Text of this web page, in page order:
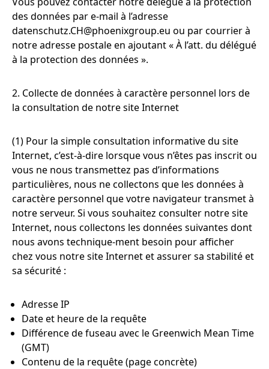
des données par e-mail à l’adresse
datenschutz.CH@phoenixgroup.eu ou par courrier à
notre adresse postale en ajoutant « À l’att. du délégué
à la protection des données ».
2. Collecte de données à caractère personnel lors de
la consultation de notre site Internet
(1) Pour la simple consultation informative du site
Internet, c’est-à-dire lorsque vous n’êtes pas inscrit ou
vous ne nous transmettez pas d’informations
particulières, nous ne collectons que les données à
caractère personnel que votre navigateur transmet à
notre serveur. Si vous souhaitez consulter notre site
Internet, nous collectons les données suivantes dont
nous avons technique-ment besoin pour afficher
chez vous notre site Internet et assurer sa stabilité et
sa sécurité :
Adresse IP
Date et heure de la requête
Différence de fuseau avec le Greenwich Mean Time
(GMT)
Contenu de la requête (page concrète)